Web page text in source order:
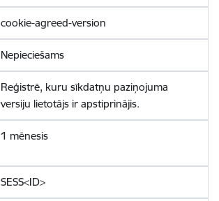
cookie-agreed-version
Nepieciešams
Reģistrē, kuru sīkdatņu paziņojuma
versiju lietotājs ir apstiprinājis.
1 mēnesis
SESS<ID>